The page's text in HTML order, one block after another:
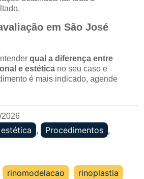
em São José
qual a diferença entre
e estética no seu caso e
é mais indicado, agende
2026
, Procedimentos ,
rinomodelacao rinoplastia